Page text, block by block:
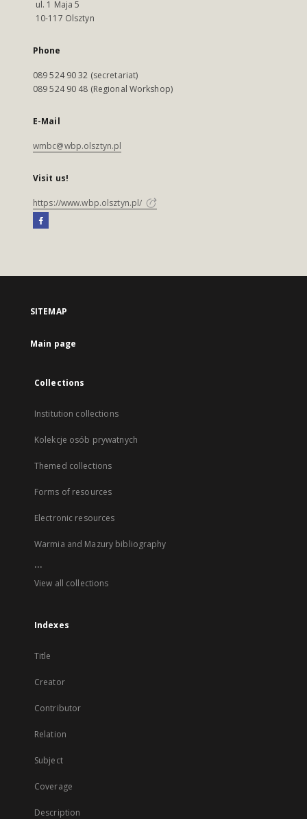
ul. 1 Maja 5
10-117 Olsztyn
Phone
089 524 90 32 (secretariat)
089 524 90 48 (Regional Workshop)
E-Mail
wmbc@wbp.olsztyn.pl
Visit us!
https://www.wbp.olsztyn.pl/
SITEMAP
Main page
Collections
Institution collections
Kolekcje osób prywatnych
Themed collections
Forms of resources
Electronic resources
Warmia and Mazury bibliography
...
View all collections
Indexes
Title
Creator
Contributor
Relation
Subject
Coverage
Description